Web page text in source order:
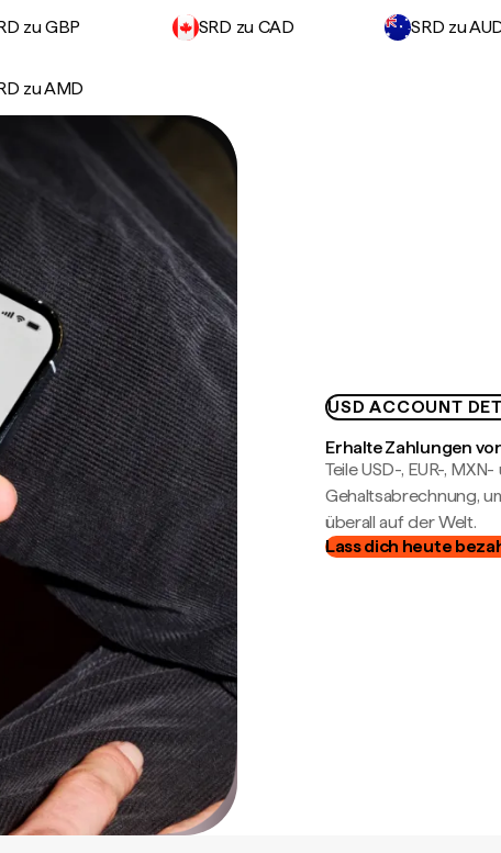
zu GBP SRD zu CAD SRD zu
zu AMD
USD ACCOUNT
Erhalte Zahlungen
Teile USD-, EUR-,
Gehaltsabrechnung,
überall auf der Welt.
Lass dich heute